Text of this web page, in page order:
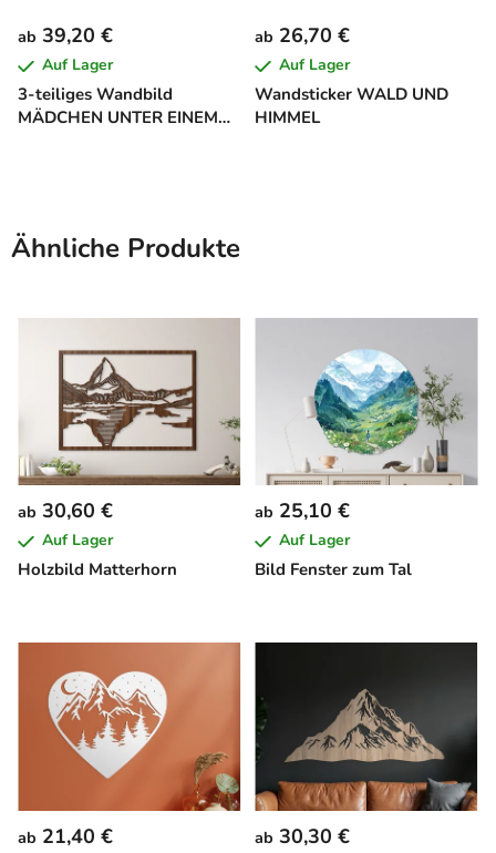
3-teiliges Wandbild
MÄDCHEN UNTER EINEM
ab 39,20 €
Auf Lager
Wandsticker WALD UND
HIMMEL
ab 26,70 €
Auf Lager
Ähnliche Produkte
Holzbild Matterhorn
ab 30,60 €
Auf Lager
Bild Fenster zum Tal
ab 25,10 €
Auf Lager
ab 21,40 € ab 30,30 €